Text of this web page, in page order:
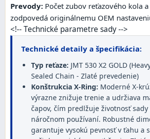
Prevody: Počet zubov reťazového kola
zodpovedá originálnemu OEM
<!-- Technické parametre sady -->
Technické detaily a špecifikácia:
Typ reťaze: JMT 530 X2 GOLD
Sealed Chain - Zlaté prevedenie)
Konštrukcia X-Ring: Moderné X-
výrazne znižuje trenie a udržiava
čapov, čím predlžuje životnosť
náročnom používaní. Robustné
garantuje vysokú pevnosť v ťahu a